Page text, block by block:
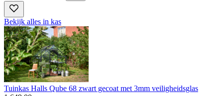
Bekijk alles in kas
Tuinkas Halls Qube 68 zwart gecoat met 3mm veiligheidsglas